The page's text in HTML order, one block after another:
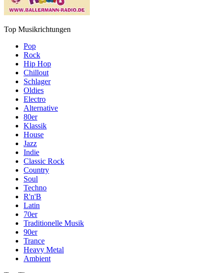
Top Musikrichtungen
Pop
Rock
Hip Hop
Chillout
Schlager
Oldies
Electro
Alternative
80er
Klassik
House
Jazz
Indie
Classic Rock
Country
Soul
Techno
R'n'B
Latin
70er
Traditionelle Musik
90er
Trance
Heavy Metal
Ambient